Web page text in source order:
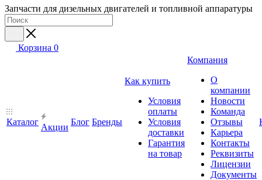
Запчасти для дизельных двигателей и топливной аппаратуры
Корзина 0
Каталог
Акции
Блог Бренды
Как купить
Условия
оплаты
Условия
доставки
Гарантия
на товар
Компания
О
компании
Новости
Команда
Отзывы
Карьера
Контакты
Реквизиты
Лицензии
Документы